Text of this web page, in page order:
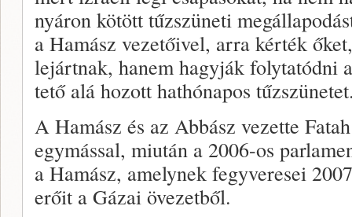
nyáron kötött tűzszüneti
a Hamász vezetőivel, arra kérték
lejártnak, hanem hagyják folytatódni
tető alá hozott hathónapos
A Hamász és az Abbász vezette
egymással, miután a 2006-os
a Hamász, amelynek fegyveresei
erőit a Gázai övezetből.